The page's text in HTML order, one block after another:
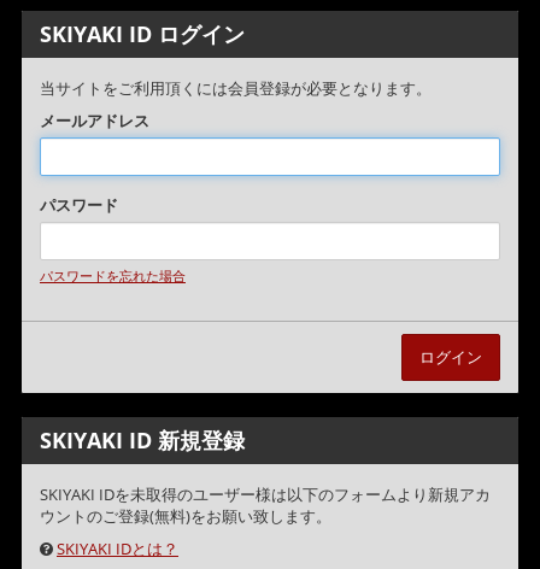
SKIYAKI ID ログイン
当サイトをご利用頂くには会員登録が必要となります。
メールアドレス
パスワード
パスワードを忘れた場合
SKIYAKI ID 新規登録
SKIYAKI IDを未取得のユーザー様は以下のフォームより新規アカ
ウントのご登録(無料)をお願い致します。
SKIYAKI IDとは？